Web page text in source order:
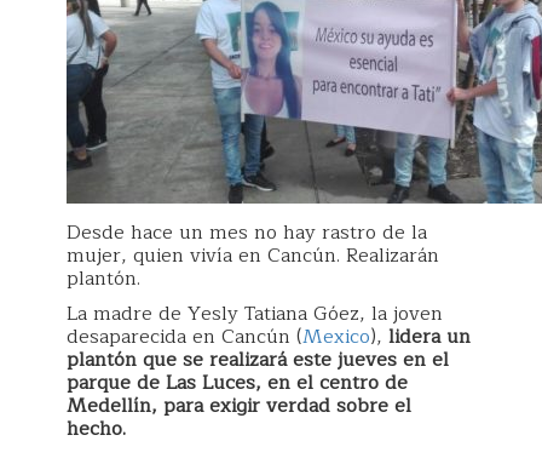
Desde hace un mes no hay rastro de la
mujer, quien vivía en Cancún. Realizarán
plantón.
La madre de Yesly Tatiana Góez, la joven
desaparecida en Cancún (Mexico), lidera un
plantón que se realizará este jueves en el
parque de Las Luces, en el centro de
Medellín, para exigir verdad sobre el
hecho.